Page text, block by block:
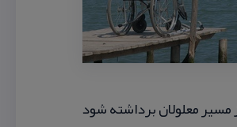
معلولان برداشته شود